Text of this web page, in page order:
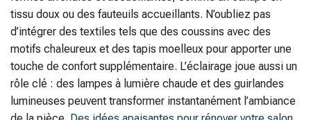
tissu doux ou des fauteuils accueillants. N’oubliez pas
d’intégrer des textiles tels que des coussins avec des
motifs chaleureux et des tapis moelleux pour apporter une
touche de confort supplémentaire. L’éclairage joue aussi un
rôle clé : des lampes à lumière chaude et des guirlandes
lumineuses peuvent transformer instantanément l’ambiance